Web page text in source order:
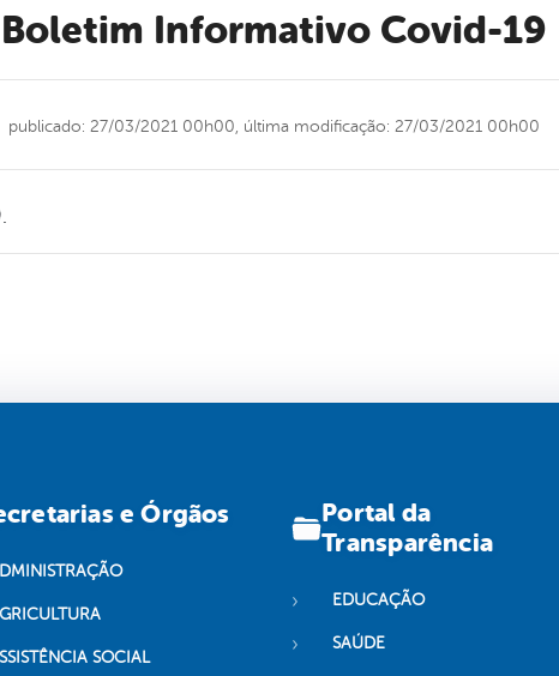
Boletim Informativo Covid-19
publicado: 27/03/2021 00h00, última modificação: 27/03/2021 00h00
e Órgãos
SOCIAL
Portal da
Transparência
EDUCAÇÃO
SAÚDE